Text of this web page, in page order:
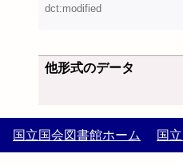
dct:modified
他形式のデータ
国立国会図書館ホーム 国